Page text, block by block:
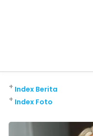
Index Berita
+
Index Foto
+